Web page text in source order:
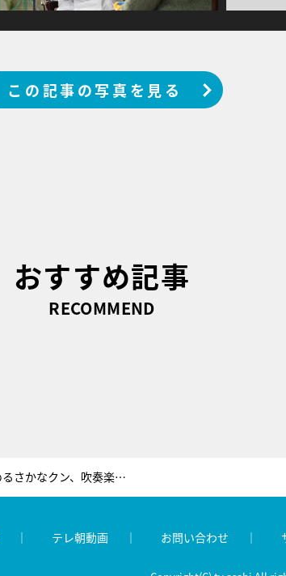
この記事の写真を見る
おすすめ記事
RECOMMEND
楽器演奏でも注目集めるさかなクン、吹奏楽部は「水槽」と間違え入部
テレ朝動画 お問い合わせ